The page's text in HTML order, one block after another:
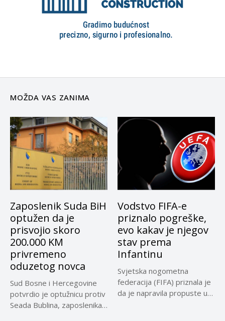
MOŽDA VAS ZANIMA
Zaposlenik Suda BiH
optužen da je
prisvojio skoro
200.000 KM
privremeno
oduzetog novca
Sud Bosne i Hercegovine
potvrdio je optužnicu protiv
Seada Bublina, zaposlenika
Vodstvo FIFA-e
priznalo pogreške,
evo kakav je njegov
stav prema
Infantinu
Svjetska nogometna
federacija (FIFA) priznala je
da je napravila propuste u